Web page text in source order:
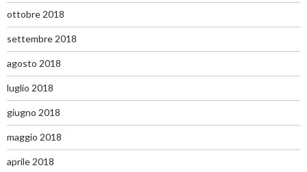
ottobre 2018
settembre 2018
agosto 2018
luglio 2018
giugno 2018
maggio 2018
aprile 2018